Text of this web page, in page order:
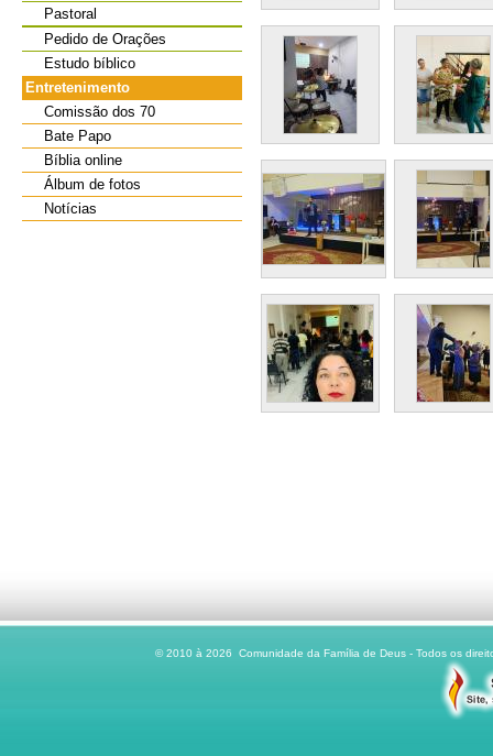
Pastoral
Pedido de Orações
Estudo bíblico
Entretenimento
Comissão dos 70
Bate Papo
Bíblia online
Álbum de fotos
Notícias
© 2010 à 2026 Comunidade da Família de Deus - Todos os